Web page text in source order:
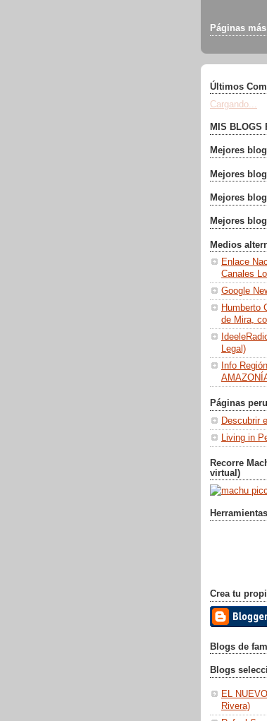
Páginas
Últimos
Cargando...
MIS BLOGS
Mejores
Mejores
Mejores
Mejores
Medios
Enlace
Canales
Google
Humberto
de Mira,
Legal)
Info
Páginas
Descubrir
Living in
Recorre
virtual)
Crea tu
Blogs de
Blogs
EL
Rivera)